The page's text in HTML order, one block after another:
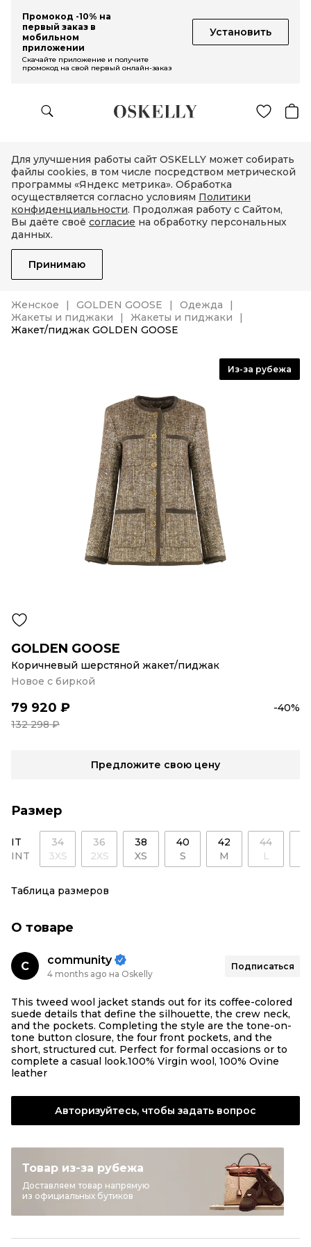
Промокод -10% на
первый заказ в
мобильном
приложении
Установить
Скачайте приложение и получите
промокод на свой первый онлайн-заказ
Для улучшения работы сайт OSKELLY может собирать
файлы cookies, в том числе посредством метрической
программы «Яндекс метрика». Обработка
осуществляется согласно условиям Политики
конфиденциальности. Продолжая работу с Сайтом,
Вы даёте своё согласие на обработку персональных
данных.
Принимаю
Женское GOLDEN GOOSE
Одежда
Жакеты и пиджаки
Жакеты и пиджаки
Жакет/пиджак GOLDEN GOOSE
Из-за рубежа
GOLDEN GOOSE
Коричневый шерстяной жакет/пиджак
Новое с биркой
79 920 ₽
-40%
132 298 ₽
Предложите свою цену
Размер
IT
INT
34
3XS
36
2XS
38
XS
40
S
42
M
44
L
Таблица размеров
О товаре
C community
4 months ago на Oskelly
Подписаться
This tweed wool jacket stands out for its coffee-colored
suede details that define the silhouette, the crew neck,
and the pockets. Completing the style are the tone-on-
tone button closure, the four front pockets, and the
short, structured cut. Perfect for formal occasions or to
complete a casual look.100% Virgin wool, 100% Ovine
leather
Авторизуйтесь, чтобы задать вопрос
Товар из-за рубежа
Доставляем товар напрямую
из официальных бутиков